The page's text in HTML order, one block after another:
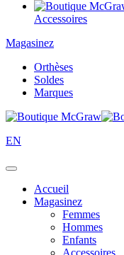
Accessoires
Magasinez
Orthèses
Soldes
Marques
EN
Accueil
Magasinez
Femmes
Hommes
Enfants
Accessoires